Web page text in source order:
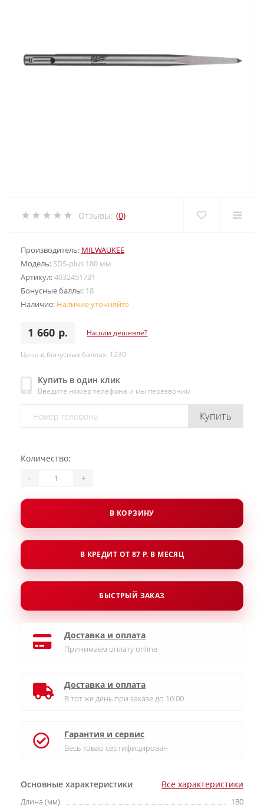
Отзывы: (0)
Производитель: MILWAUKEE
Модель: SDS-plus 180 мм
Артикул:4932451731
Бонусные баллы: 18
Наличие: Наличие уточняйте
1 660 р. Нашли дешевле?
Цена в бонусных баллах: 1230
Купить в один клик
Введите номер телефона и мы перезвоним
Купить
Основные характеристики Все характеристики
Длина (мм): 180
Количество:
- +
В КОРЗИНУ
В КРЕДИТ ОТ 87 Р. В МЕСЯЦ
БЫСТРЫЙ ЗАКАЗ
Доставка и оплата
Принимаем оплату online
Доставка и оплата
В тот же день при заказе до 16:00
Гарантия и сервис
Весь товар сертифицирован